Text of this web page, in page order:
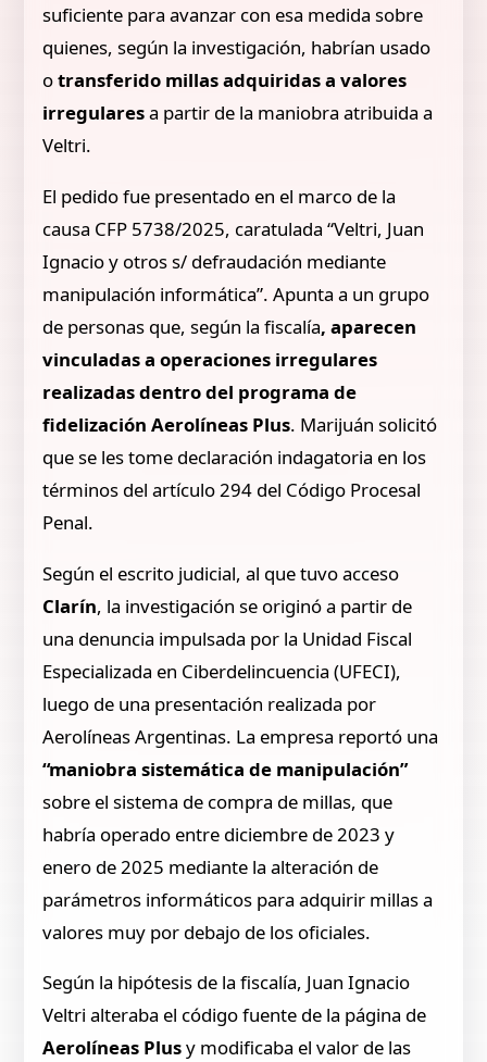
suficiente para avanzar con esa medida sobre
quienes, según la investigación, habrían usado
otransferido millas adquiridas a valores
irregularesa partir de la maniobra atribuida a
Veltri.
El pedido fue presentado en el marco de la
causa CFP 5738/2025, caratulada “Veltri, Juan
Ignacio y otros s/ defraudación mediante
manipulación informática”. Apunta a un grupo
de personas que, según la fiscalía, aparecen
vinculadas a operaciones irregulares
realizadas dentro del programa de
fidelización Aerolíneas Plus. Marijuán solicitó
que se les tome declaración indagatoria en los
términos del artículo 294 del Código Procesal
Penal.
Según el escrito judicial, al que tuvo acceso
Clarín, la investigación se originó a partir de
una denuncia impulsada por la Unidad Fiscal
Especializada en Ciberdelincuencia (UFECI),
luego de una presentación realizada por
Aerolíneas Argentinas. La empresa reportó una
“maniobra sistemática de manipulación”
sobre el sistema de compra de millas, que
habría operado entre diciembre de 2023 y
enero de 2025 mediante la alteración de
parámetros informáticos para adquirir millas a
valores muy por debajo de los oficiales.
Según la hipótesis de la fiscalía, Juan Ignacio
Veltri alteraba el código fuente de la página de
Aerolíneas Plusy modificaba el valor de las